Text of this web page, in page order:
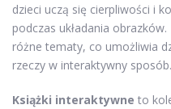
dzieci uczą się cierpliwości i
podczas układania
różne tematy, co umożliwia
rzeczy w interaktywny sposób.
Książki interaktywne to